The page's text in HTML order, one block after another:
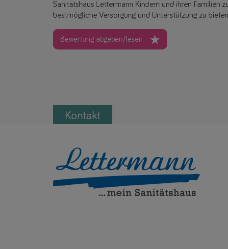
Sanitätshaus Lettermann Kindern und ihren Familien
bestmögliche Versorgung und Unterstützung zu
Bewertung abgeben/lesen
Kontakt